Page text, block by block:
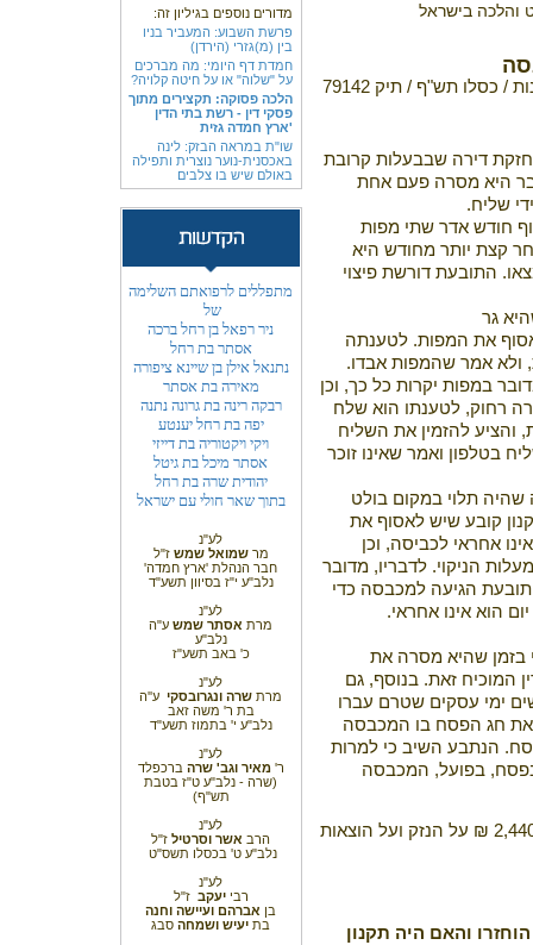
והלכה בישראל
תש"ף / תיק 79142
דירה שבבעלות קרובת
היא מסרה פעם אחת
שליח.
חודש אדר שתי מפות
קצת יותר מחודש היא
התובעת דורשת פיצוי
גר
את המפות. לטענתה
אמר שהמפות אבדו.
במפות יקרות כל כך, וכן
רחוק, לטענתו הוא שלח
והציע להזמין את השליח
בטלפון ואמר שאינו זוכר
תלוי במקום בולט
קובע שיש לאסוף את
אינו אחראי לכביסה, וכן
של המכבסה היא עד פי 10 מעלות הניקוי. לדבריו, מדובר
הגיעה למכבסה כדי
הוא אינו אחראי.
בזמן שהיא מסרה את
המוכיח זאת. בנוסף, גם
ימי עסקים שטרם עברו
את חג הפסח בו המכבסה
הנתבע השיב כי למרות
בפועל, המכבסה
על הנתבע לשלם לתובעת 2,440 ₪ על הנזק ועל הוצאות
והאם היה תקנון
מדורים נוספים בגיליון זה:
פרשת השבוע: המעביר בניו
בין (מ)גזרי (הירדן)
חמדת דף היומי: מה מברכים
על "שלוה" או על חיטה קלויה?
הלכה פסוקה: תקצירים מתוך
פסקי דין - רשת בתי הדין
'ארץ חמדה גזית
שו"ת במראה הבזק: לינה
באכסנית-נוער נוצרית ותפילה
באולם שיש בו צלבים
מתפללים לרפואתם השלימה
של
ניר רפאל בן רחל ברכה
אסתר בת רחל
נתנאל אילן בן שיינא ציפורה
מאירה בת אסתר
רבקה רינה בת גרונה נתנה
יפה בת רחל יענטע
ויקי ויקטוריה בת דייזי
אסתר מיכל בת גיטל
יהודית שרה בת רחל
בתוך שאר חולי עם ישראל
לע"נ
מרשמואל שמש ז"ל
חבר הנהלת 'ארץ חמדה'
נלב"ע י"ז בסיוון תשע"ד
לע"נ
מרת אסתר שמש ע"ה
נלב"ע
כ' באב תשע"ז
לע"נ
מרת שרה ונגרובסקי ע''ה
בת ר' משה זאב
נלב"ע י' בתמוז תשע"ד
לע"נ
ר'מאיר וגב' שרה ברכפלד
(שרה - נלב"ע ט"ז בטבת
תש"ף)
לע"נ
הרב אשר וסרטיל ז"ל
נלב"ע ט' בכסלו תשס"ט
לע"נ
רבייעקב ז"ל
בן אברהם ועיישה וחנה
בת יעיש ושמחה סבג